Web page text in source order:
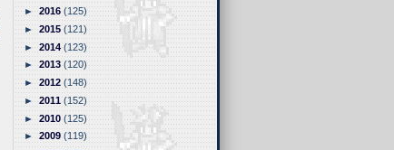
►2016(125)
►2015(121)
►2014(123)
►2013(120)
►2012(148)
►2011(152)
►2010(125)
►2009(119)